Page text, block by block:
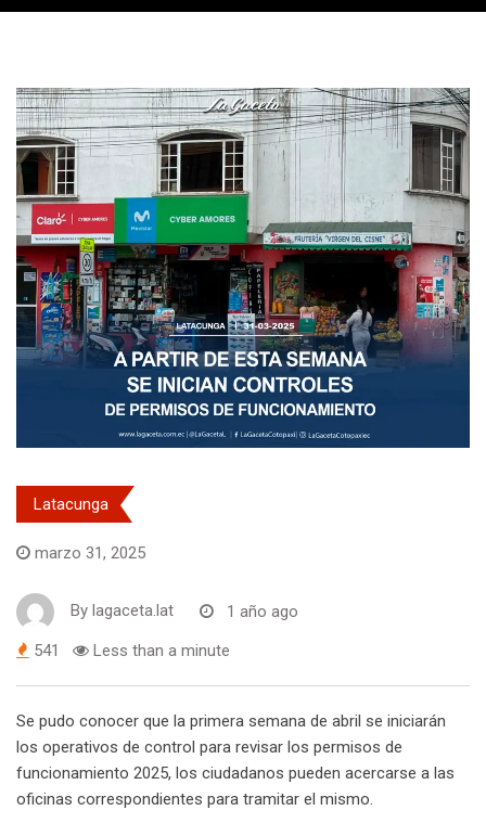
Latacunga
marzo 31, 2025
By lagaceta.lat 1 año ago
541 Less than a minute
Se pudo conocer que la primera semana de abril se iniciarán
los operativos de control para revisar los permisos de
funcionamiento 2025, los ciudadanos pueden acercarse a las
oficinas correspondientes para tramitar el mismo.